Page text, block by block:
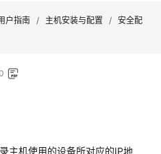
户指南 / 主机安装与配置 / 安全配
主机使用的设备所对应的IP地